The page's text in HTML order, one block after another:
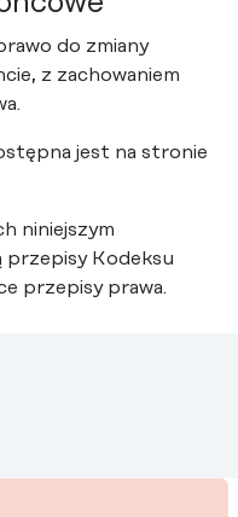
do zmiany
z zachowaniem
jest na stronie
niniejszym
przepisy Kodeksu
przepisy prawa.